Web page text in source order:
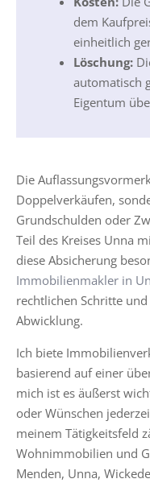
dem
einheitlich
Löschung:
automatisch
Eigentum
Die
Doppelverkäufen,
Grundschulden oder
Teil des Kreises Unna
diese Absicherung
Immobilienmakler in
rechtlichen Schritte
Abwicklung.
Ich biete
basierend auf einer
mich ist es äußerst
oder Wünschen
meinem Tätigkeitsfeld
Wohnimmobilien und
Menden, Unna,